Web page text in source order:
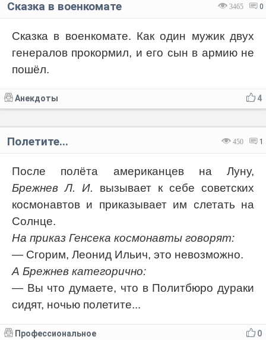
3465 0
Сказка в военкомате
Сказка в военкомате. Как один мужик двух
генералов прокормил, и его сын в армию не
пошёл.
4
Анекдоты
450 1
Полетите...
После полёта американцев на Луну,
Брежнев Л. И. вызывает к себе советских
космонавтов и приказывает им слетать на
Солнце.
На приказ Генсека космонавты говорят:
— Сгорим, Леонид Ильич, это невозможно.
А Брежнев категорично:
— Вы что думаете, что в Политбюро дураки
сидят, ночью полетите...
0
Профессиональное